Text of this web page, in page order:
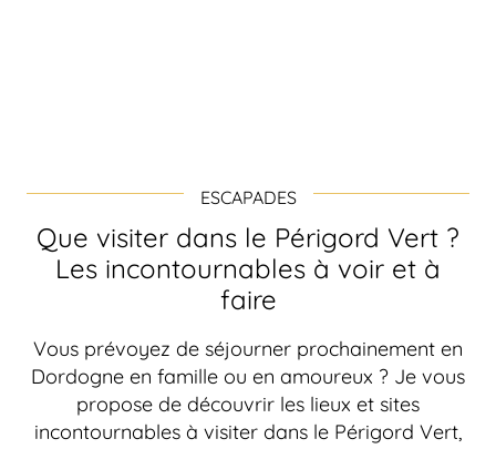
ESCAPADES
Que visiter dans le Périgord Vert ?
Les incontournables à voir et à
faire
Vous prévoyez de séjourner prochainement en
Dordogne en famille ou en amoureux ? Je vous
propose de découvrir les lieux et sites
incontournables à visiter dans le Périgord Vert,